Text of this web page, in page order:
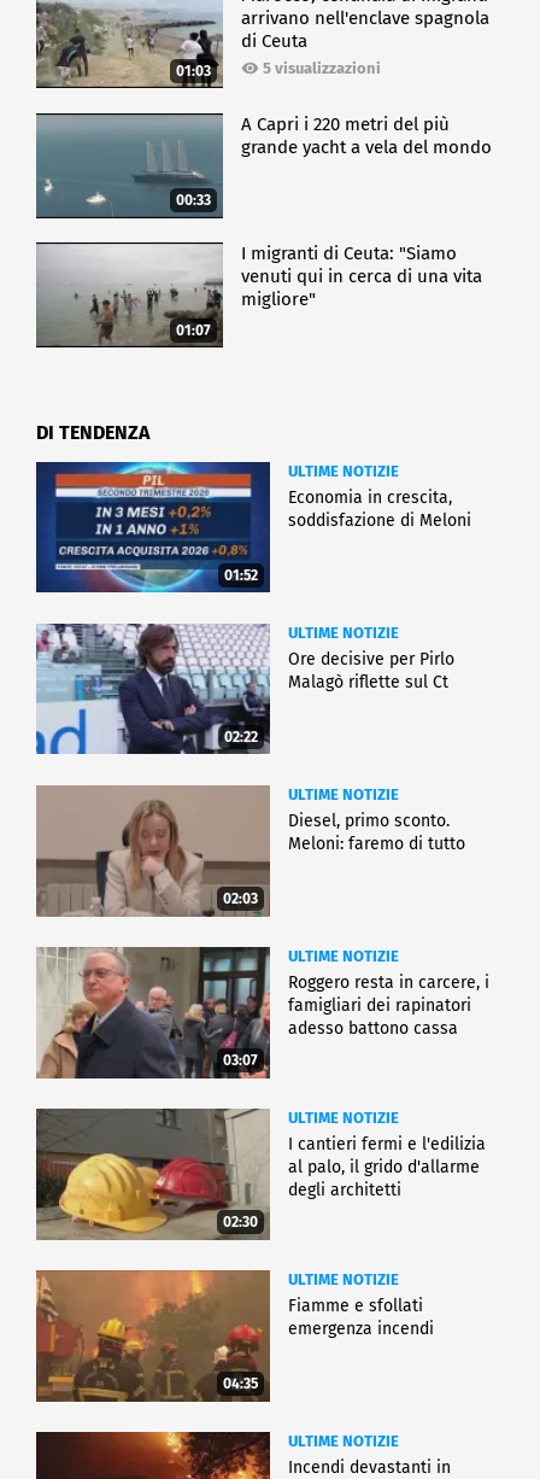
01:03
arrivano nell'enclave spagnola
di Ceuta
5 visualizzazioni
00:33
A Capri i 220 metri del più
grande yacht a vela del mondo
01:07
I migranti di Ceuta: "Siamo
venuti qui in cerca di una vita
migliore"
DI TENDENZA
01:52
ULTIME NOTIZIE
Economia in crescita,
soddisfazione di Meloni
02:22
ULTIME NOTIZIE
Ore decisive per Pirlo
Malagò riflette sul Ct
02:03
ULTIME NOTIZIE
Diesel, primo sconto.
Meloni: faremo di tutto
03:07
ULTIME NOTIZIE
Roggero resta in carcere, i
famigliari dei rapinatori
adesso battono cassa
02:30
ULTIME NOTIZIE
I cantieri fermi e l'edilizia
al palo, il grido d'allarme
degli architetti
04:35
ULTIME NOTIZIE
Fiamme e sfollati
emergenza incendi
ULTIME NOTIZIE
Incendi devastanti in